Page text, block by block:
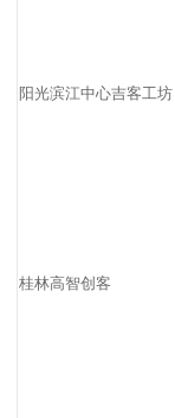
阳光滨江中心吉客工坊
桂林高智创客